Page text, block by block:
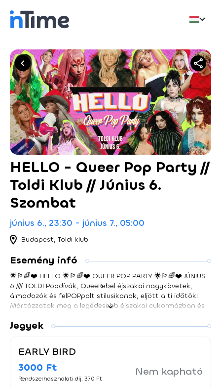
HELLO - Queer Pop Party //
Toldi Klub // Június 6.
Szombat
június 6., 23:30 - június 7., 05:00
Budapest, Toldi klub
Esemény infó
🌟🏳‍🌈❤️ HELLO 🌟🏳‍🌈❤️ QUEER POP PARTY 🌟🏳‍🌈❤️ JÚNIUS
6 //// TOLDI Popdívák, QueeRebel éjszakai nagykövetek,
álmodozók és felPOPpolt stílusikonok, eljött a ti időtök!
Mártózzatok meg a legédesebb éjszakai cukormázban és
HELLO***** THE QUEER POP PARTY
Jegyek
EARLY BIRD
3000 Ft
Rendszerhasználati díj: 370 Ft
Nem kapható